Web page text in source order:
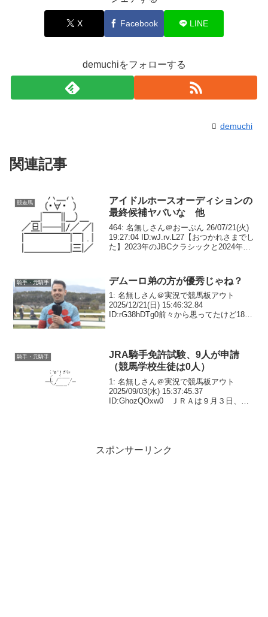
X Facebook LINE
demuchiをフォローする
demuchi
関連記事
競走馬
アイドルホースオーディションの
最終候補ヤバいな 他
464: 名無しさん＠おーぷん 26/07/21(火)
19:27:04 ID:wJ.rv.L27【おつかれさまでし
た】2023年のJBCクラシックと2024年の
すること...
騎手・元騎手 デムーロ弟の方が優秀じゃね？
1: 名無しさん＠実況で競馬板アウト
2025/12/21(日) 15:46:32.84
ID:rG38hDTg0前々から思ってたけど18:
騎手・元騎手
JRA騎手免許試験、9人が申請
（競馬学校生徒は0人）
1: 名無しさん＠実況で競馬板アウト
2025/09/03(水) 15:37:45.37
ID:GhozQOxw0 ＪＲＡは９月３日、２
スポンサーリンク